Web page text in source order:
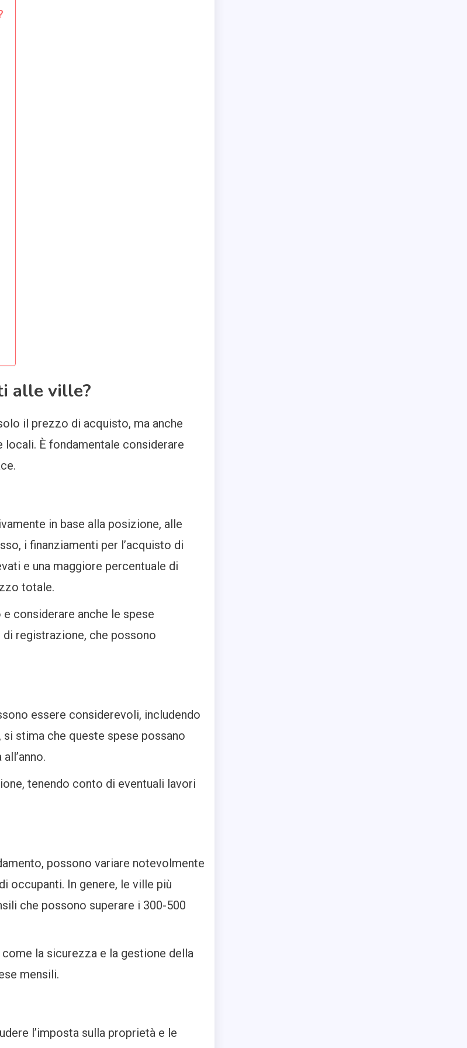
alle ville?
il prezzo di acquisto, ma anche
È fondamentale considerare
in base alla posizione, alle
i finanziamenti per l’acquisto di
e una maggiore percentuale di
totale.
considerare anche le spese
registrazione, che possono
essere considerevoli, includendo
stima che queste spese possano
tenendo conto di eventuali lavori
possono variare notevolmente
occupanti. In genere, le ville più
che possono superare i 300-500
la sicurezza e la gestione della
mensili.
l’imposta sulla proprietà e le